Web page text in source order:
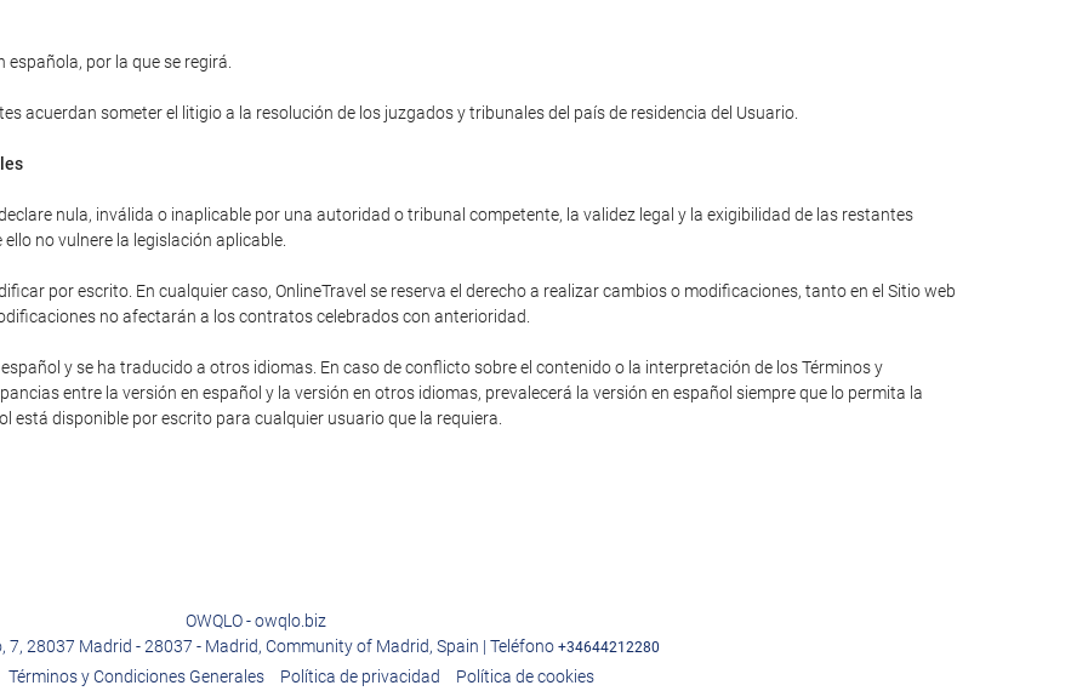
por la que se regirá.
acuerdan someter el litigio a la resolución de los juzgados y tribunales del país de residencia del Usuario.
nula, inválida o inaplicable por una autoridad o tribunal competente, la validez legal y la exigibilidad de las restantes
no vulnere la legislación aplicable.
por escrito. En cualquier caso, OnlineTravel se reserva el derecho a realizar cambios o modificaciones, tanto en el Sitio web
no afectarán a los contratos celebrados con anterioridad.
y se ha traducido a otros idiomas. En caso de conflicto sobre el contenido o la interpretación de los Términos y
entre la versión en español y la versión en otros idiomas, prevalecerá la versión en español siempre que lo permita la
está disponible por escrito para cualquier usuario que la requiera.
OWQLO - owqlo.biz
7, 28037 Madrid - 28037 - Madrid, Community of Madrid, Spain | Teléfono +34644212280
Términos y Condiciones Generales Política de privacidad Política de cookies